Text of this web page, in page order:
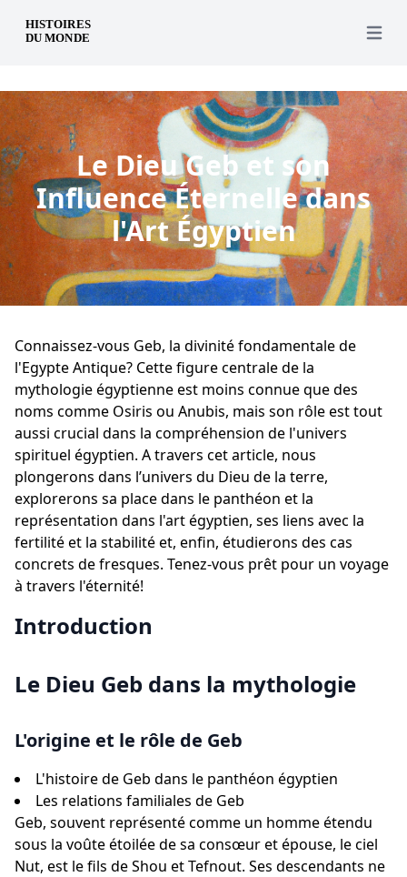
Open
Le Dieu Geb et son
Influence Éternelle dans
l'Art Égyptien
Connaissez-vous Geb, la divinité fondamentale de
l'Egypte Antique? Cette figure centrale de la
mythologie égyptienne est moins connue que des
noms comme Osiris ou Anubis, mais son rôle est tout
aussi crucial dans la compréhension de l'univers
spirituel égyptien. A travers cet article, nous
plongerons dans l’univers du Dieu de la terre,
explorerons sa place dans le panthéon et la
représentation dans l'art égyptien, ses liens avec la
fertilité et la stabilité et, enfin, étudierons des cas
concrets de fresques. Tenez-vous prêt pour un voyage
à travers l'éternité!
Introduction
Le Dieu Geb dans la mythologie
L'origine et le rôle de Geb
L'histoire de Geb dans le panthéon égyptien
Les relations familiales de Geb
Geb, souvent représenté comme un homme étendu
sous la voûte étoilée de sa consœur et épouse, le ciel
Nut, est le fils de Shou et Tefnout. Ses descendants ne